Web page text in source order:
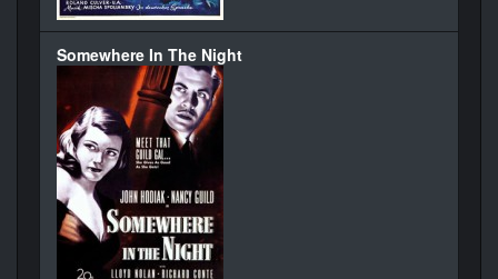
Somewhere In The Night